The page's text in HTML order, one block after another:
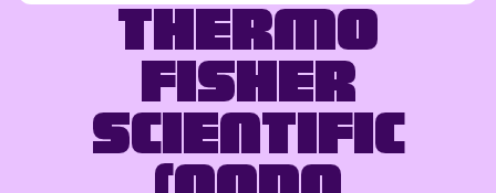
Thermo
Fisher
Scientific